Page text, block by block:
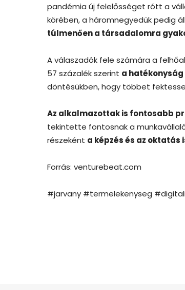
pandémia új felelősséget rótt a
körében, a háromnegyedük pedig
túlmenően a társadalomra
A válaszadók fele számára a
57 százalék szerint a
döntésükben, hogy többet
Az alkalmazottak is fontosabb
tekintette fontosnak a
részeként a képzés és az
Forrás: venturebeat.com
#jarvany #termelekenyseg